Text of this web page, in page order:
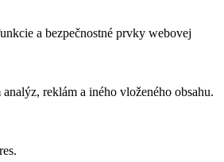
a bezpečnostné prvky webovej
reklám a iného vloženého obsahu.